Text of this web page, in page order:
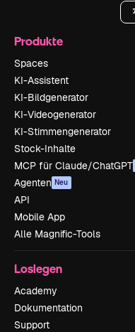
Produkte
Spaces
KI-Assistent
KI-Bildgenerator
KI-Videogenerator
KI-Stimmengenerator
Stock-Inhalte
MCP für Claude/ChatGPT
Agenten Neu
API
Mobile App
Alle Magnific-Tools
Loslegen
Academy
Dokumentation
Support